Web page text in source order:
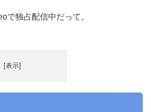
で独占配信中だって。